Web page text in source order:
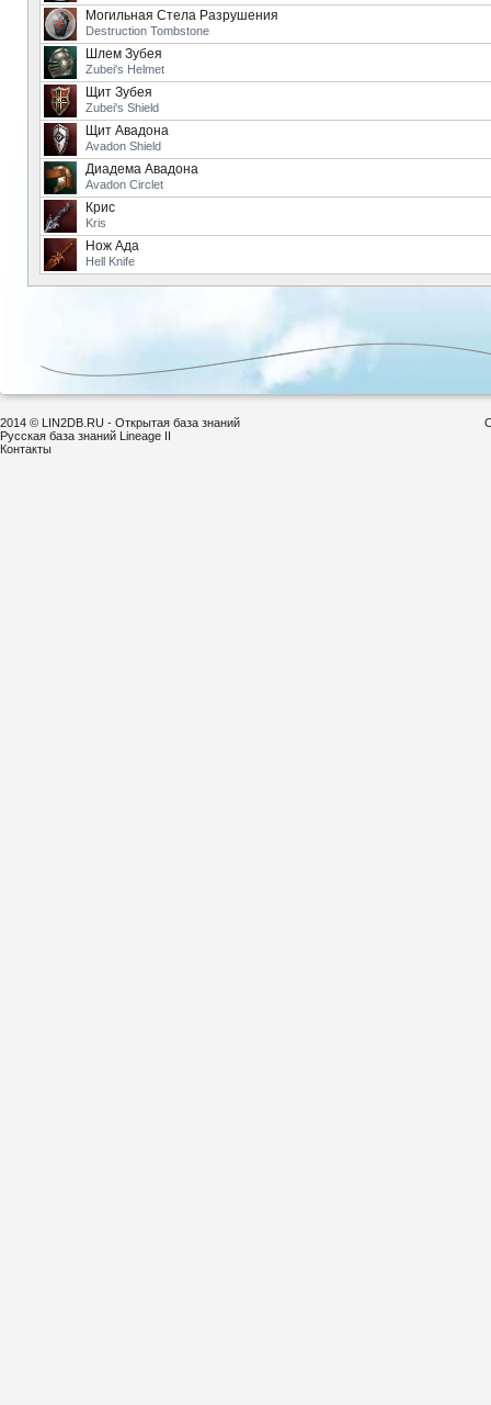
Могильная Стела Разрушения
Destruction Tombstone
Шлем Зубея
Zubei's Helmet
Щит Зубея
Zubei's Shield
Щит Авадона
Avadon Shield
Диадема Авадона
Avadon Circlet
Крис
Kris
Нож Ада
Hell Knife
2014 © LIN2DB.RU - Открытая база знаний
Русская база знаний Lineage II
Контакты